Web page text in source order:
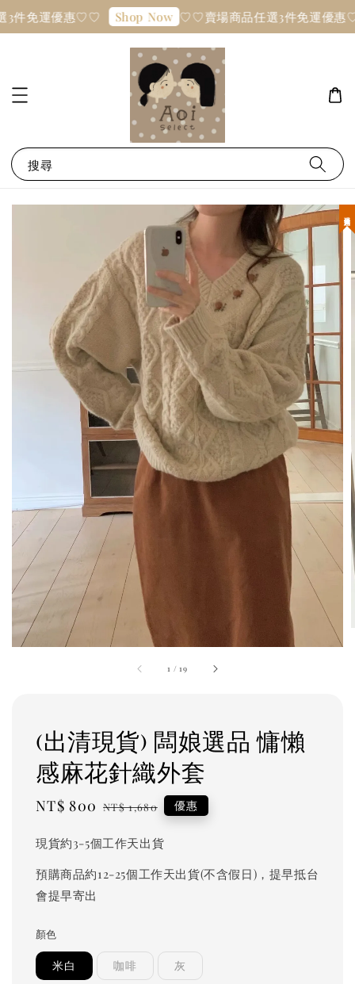
件免運優惠♡♡ Shop Now ♡♡賣場商品任選3件免運優惠
搜尋
1 /19
(出清現貨) 闆娘選品 慵懶
感麻花針織外套
Sale
NT$ 800 Regular
NT$ 1,680 優惠
現貨約3-5個工作天出貨
預購商品約12-25個工作天出貨(不含假日)，提早抵台
會提早寄出
顏色
米白 咖啡 灰